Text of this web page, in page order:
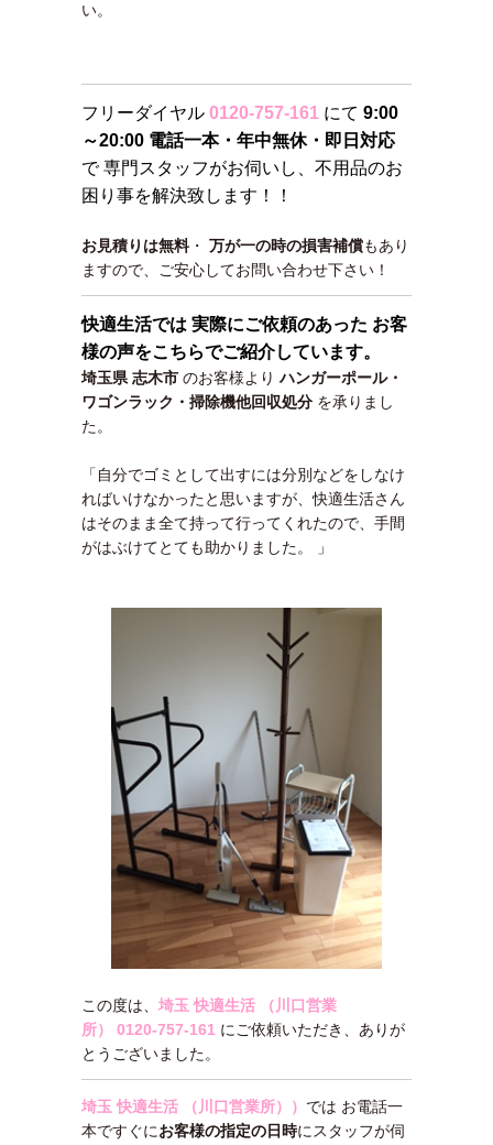
い。
フリーダイヤル 0120-757-161 にて 9:00
～20:00 電話一本・年中無休・即日対応
で 専門スタッフがお伺いし、不用品のお
困り事を解決致します！！
お見積りは無料・ 万が一の時の損害補償もあり
ますので、ご安心してお問い合わせ下さい！
快適生活では 実際にご依頼のあった お客
様の声をこちらでご紹介しています。
埼玉県 志木市 のお客様よりハンガーポール・
ワゴンラック・掃除機他回収処分 を承りまし
た。
「自分でゴミとして出すには分別などをしなけ
ればいけなかったと思いますが、快適生活さん
はそのまま全て持って行ってくれたので、手間
がはぶけてとても助かりました。 」
この度は、 埼玉 快適生活 （川口営業
所）
0120-757-161 にご依頼いただき、ありが
とうございました。
埼玉 快適生活 （川口営業所） ） では お電話一
本ですぐにお客様の指定の日時にスタッフが伺